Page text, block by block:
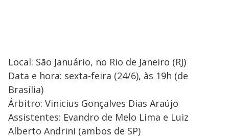
Local: São Januário, no Rio de Janeiro (RJ)
Data e hora: sexta-feira (24/6), às 19h (de
Brasília)
Árbitro: Vinicius Gonçalves Dias Araújo
Assistentes: Evandro de Melo Lima e Luiz
Alberto Andrini (ambos de SP)